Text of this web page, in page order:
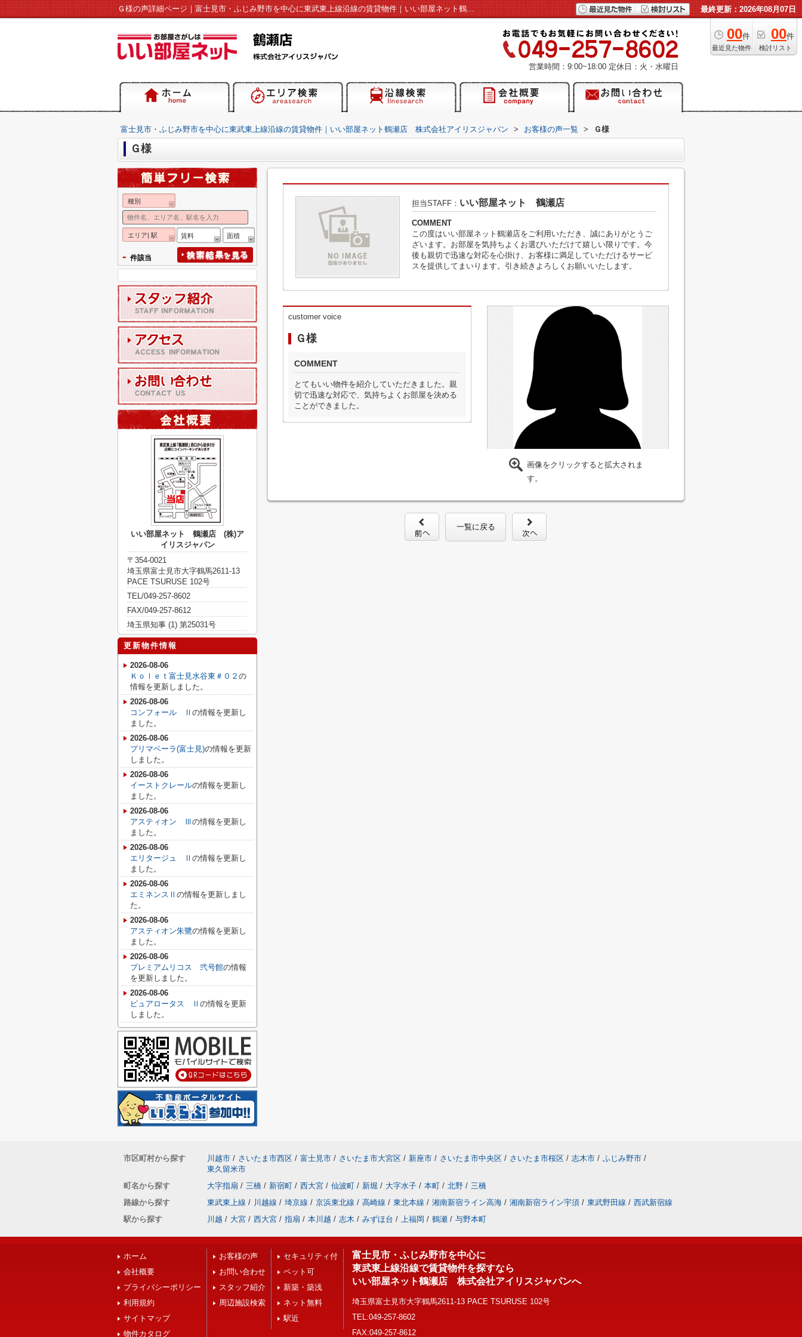
Ｇ様の声詳細ページ｜富士見市・ふじみ野市を中心に東武東上線沿線の賃貸物件｜いい部屋ネット鶴瀬店 株式会社アイリスジャパン 最終更新：2026年08月07日
00件
最近見た物件
00件
検討リスト
営業時間：9:00~18:00 定休日：火・水曜日
富士見市・ふじみ野市を中心に東武東上線沿線の賃貸物件｜いい部屋ネット鶴瀬店 株式会社アイリスジャパン > お客様の声一覧 > Ｇ様
Ｇ様
担当STAFF： いい部屋ネット 鶴瀬店
COMMENT
この度はいい部屋ネット鶴瀬店をご利用いただき、誠にありがとうご
ざいます。お部屋を気持ちよくお選びいただけて嬉しい限りです。今
後も親切で迅速な対応を心掛け、お客様に満足していただけるサービ
スを提供してまいります。引き続きよろしくお願いいたします。
customer voice
Ｇ様
COMMENT
とてもいい物件を紹介していただきました。親
切で迅速な対応で、気持ちよくお部屋を決める
ことができました。
画像をクリックすると拡大されま
す。
一覧に戻る
種別
エリア| 駅 賃料 面積
- 件該当
いい部屋ネット 鶴瀬店 (株)ア
イリスジャパン
〒354-0021
埼玉県富士見市大字鶴馬2611-13
PACE TSURUSE 102号
TEL/049-257-8602
FAX/049-257-8612
埼玉県知事 (1) 第25031号
更新物件情報
2026-08-06
Ｋｏｌｅｔ富士見水谷東＃０２ の
情報を更新しました。
2026-08-06
コンフォール Ⅱ の情報を更新し
ました。
2026-08-06
プリマベーラ(富士見)の情報を更新
しました。
2026-08-06
イーストクレールの情報を更新し
ました。
2026-08-06
アスティオン Ⅲ の情報を更新し
ました。
2026-08-06
エリタージュ Ⅱ の情報を更新し
ました。
2026-08-06
エミネンスⅡ の情報を更新しまし
た。
2026-08-06
アスティオン朱鷺の情報を更新し
ました。
2026-08-06
プレミアムリコス 弐号館の情報
を更新しました。
2026-08-06
ピュアロータス Ⅱ の情報を更新
しました。
市区町村から探す 川越市 / さいたま市西区 / 富士見市 / さいたま市大宮区 / 新座市 / さいたま市中央区 / さいたま市桜区 / 志木市 / ふじみ野市 /
東久留米市
町名から探す
大字指扇 / 三橋 / 新宿町 / 西大宮 / 仙波町 / 新堀 / 大字水子 / 本町 / 北野 / 三橋
路線から探す
東武東上線 / 川越線 / 埼京線 / 京浜東北線 / 高崎線 / 東北本線 / 湘南新宿ライン高海 / 湘南新宿ライン宇須 / 東武野田線 / 西武新宿線
駅から探す
川越 / 大宮 / 西大宮 / 指扇 / 本川越 / 志木 / みずほ台 / 上福岡 / 鶴瀬 / 与野本町
ホーム
会社概要
プライバシーポリシー
利用規約
サイトマップ
物件カタログ
お客様の声
お問い合わせ
スタッフ紹介
周辺施設検索
セキュリティ付
ペット可
新築・築浅
ネット無料
駅近
富士見市・ふじみ野市を中心に
東武東上線沿線で賃貸物件を探すなら
いい部屋ネット鶴瀬店 株式会社アイリスジャパンへ
埼玉県富士見市大字鶴馬2611-13 PACE TSURUSE 102号
TEL:049-257-8602
FAX:049-257-8612